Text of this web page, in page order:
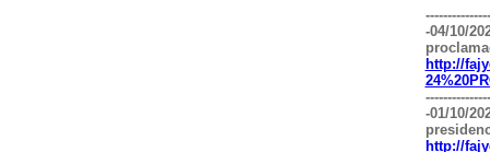
-04/10/
http://
-01/10/
http://